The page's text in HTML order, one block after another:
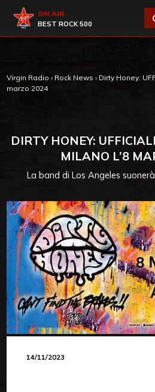
Virgin Radio
ON AIR
BEST ROCK 500
Virgin Radio › Rock News › Dirty Honey:
marzo 2024
DIRTY HONEY:
MILANO L’8
La band di Los Angeles
14/11/2023